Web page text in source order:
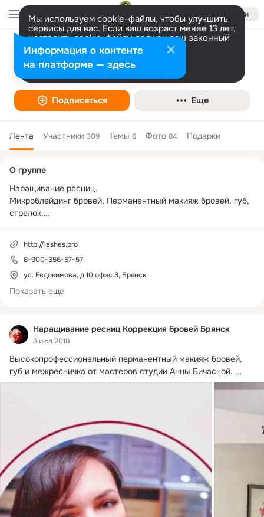
Войти
Мы используем cookie-файлы, чтобы улучшить
сервисы для вас. Если ваш возраст менее 13 лет,
настроить cookie-файлы должен ваш законный
представитель. Больше информации
Разрешить все Настроить
Наращивание ресниц Коррекция бровей
Брянск
Салон красоты
Подписаться Еще
Лента Участники 309 Темы 6 Фото 84 Подарки
Наращивание ресниц Коррекция бровей Брянск
3 июл 2018
Высокопрофессиональный перманентный макияж бровей,
губ и межресничка от мастеров студии Анны Бичасной. ...
колонка
О группе
Наращивание ресниц.
Микроблейдинг бровей, Перманентный макияж бровей, губ,
стрелок.
Биотатуаж бровей хной.
420-470, 8-900-356-57-57
http://lashes.pro
8-900-356-57-57
ул. Евдокимова, д.10 офис.3, Брянск
Показать еще
Информация о контенте
на платформе — здесь